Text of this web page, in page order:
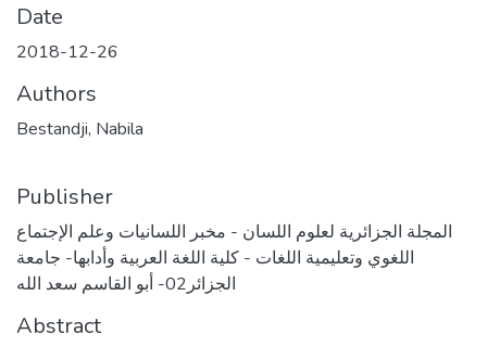
Date
2018-12-26
Authors
Bestandji, Nabila
Publisher
المجلة الجزائرية لعلوم اللسان - مخبر اللسانيات وعلم الإجتماع
اللغوي وتعليمية اللغات - كلية اللغة العربية وأدابها- جامعة
الجزائر02- أبو القاسم سعد الله
Abstract